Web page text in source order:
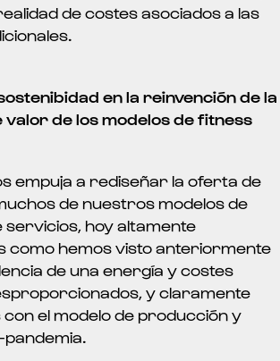
de costes asociados a las
en la reinvención de la
de los modelos de fitness
empuja a rediseñar la oferta de
de nuestros modelos de
servicios, hoy altamente
como hemos visto anteriormente
de una energía y costes
y claramente
el modelo de producción y